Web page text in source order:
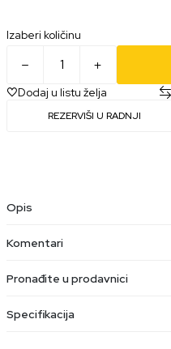
Izaberi količinu
Dodaj u listu želja
REZERVIŠI U RADNJI
Opis
Komentari
Pronađite u prodavnici
Specifikacija